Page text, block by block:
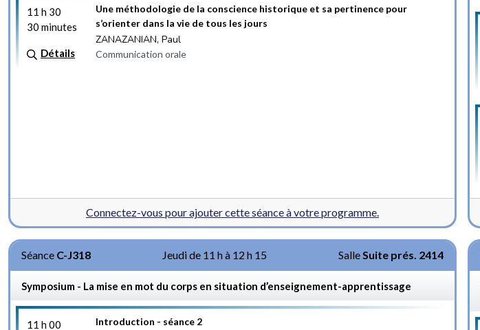
11 h 30
30 minutes
Détails
Une méthodologie de la conscience historique et sa pertinence pour
s’orienter dans la vie de tous les jours
ZANAZANIAN, Paul
Communication orale
Connectez-vous pour ajouter cette séance à votre programme.
Séance C-J318 Jeudi de 11 h à 12 h 15 SalleSuite prés. 2414
Symposium - La mise en mot du corps en situation d’enseignement-apprentissage
11 h 00
Introduction - séance 2